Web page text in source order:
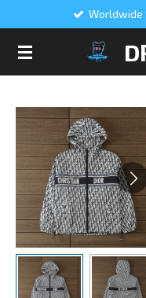
Worldwide